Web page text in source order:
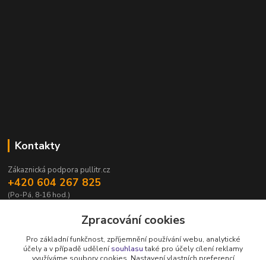
Kontakty
Zákaznická podpora pullitr.cz
+420 604 267 825
(Po-Pá, 8-16 hod.)
Zpracování cookies
Pro základní funkčnost, zpříjemnění používání webu, analytické
účely a v případě udělenísouhlasutaké pro účely cílení reklamy